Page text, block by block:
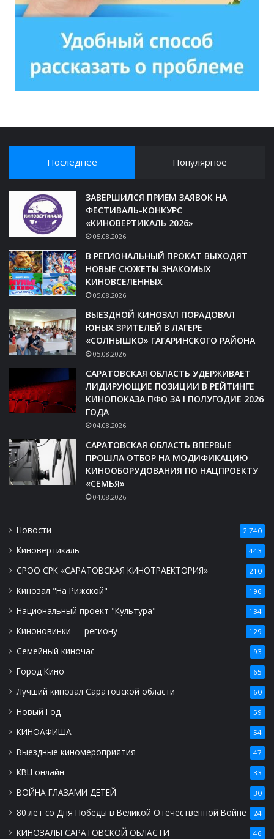
Последнее Популярное
ЗАВЕРШИЛСЯ ПРИЁМ ЗАЯВОК НА
ФЕСТИВАЛЬ-КОНКУРС
«КИНОВЕРТИКАЛЬ 2026»
05.08.2026
В РЕГИОНАЛЬНЫЙ ПРОКАТ ВЫХОДЯТ
НОВЫЕ СЮЖЕТЫ ЗНАКОМЫХ
КИНОВСЕЛЕННЫХ
05.08.2026
ВЫЕЗДНОЙ КИНОЗАЛ ПОРАДОВАЛ
ЮНЫХ ЗРИТЕЛЕЙ В ЛАГЕРЕ
«СОЛНЫШКО» ГАГАРИНСКОГО РАЙОНА
05.08.2026
САРАТОВСКАЯ ОБЛАСТЬ УДЕРЖИВАЕТ
ЛИДИРУЮЩИЕ ПОЗИЦИИ В РЕЙТИНГЕ
КИНОПОКАЗА ПФО ЗА I ПОЛУГОДИЕ 2026
ГОДА
04.08.2026
САРАТОВСКАЯ ОБЛАСТЬ ВПЕРВЫЕ
ПРОШЛА ОТБОР НА МОДИФИКАЦИЮ
КИНООБОРУДОВАНИЯ ПО НАЦПРОЕКТУ
«СЕМЬЯ»
04.08.2026
Новости 2 740
Киновертикаль 443
СРОО СРК «САРАТОВСКАЯ КИНОТРАЕКТОРИЯ» 210
Кинозал "На Рижской" 196
Национальный проект "Культура" 134
Киноновинки — региону 129
Семейный киночас 93
Город Кино 65
Лучший кинозал Саратовской области 60
Новый Год 59
КИНОАФИША 54
Выездные киномероприятия 47
КВЦ онлайн 33
ВОЙНА ГЛАЗАМИ ДЕТЕЙ 30
80 лет со Дня Победы в Великой Отечественной Войне 24
КИНОЗАЛЫ САРАТОВСКОЙ ОБЛАСТИ 46